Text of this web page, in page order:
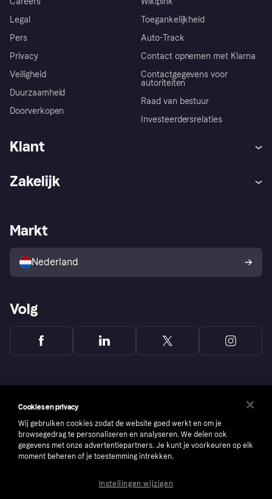
Legal
Pers
Privacy
Veiligheid
Duurzaamheid
Doorverkopen
Toegankelijkheid
Auto-Track
Contact opnemen met Klarna
Contactgegevens voor
autoriteiten
Raad van bestuur
Investeerdersrelaties
Klant
Winkeloverzicht
Kopersbescherming voor
consumenten
Zakelijk
Zakelijke login
Markt
Nederland
Volg
Cookies en privacy
Wij gebruiken cookies zodat de website goed werkt en om je
browsegedrag te personaliseren en analyseren. We delen ook
gegevens met onze advertentiepartners. Je kunt je voorkeuren op elk
moment beheren of je toestemming intrekken.
Instellingen wijzigen